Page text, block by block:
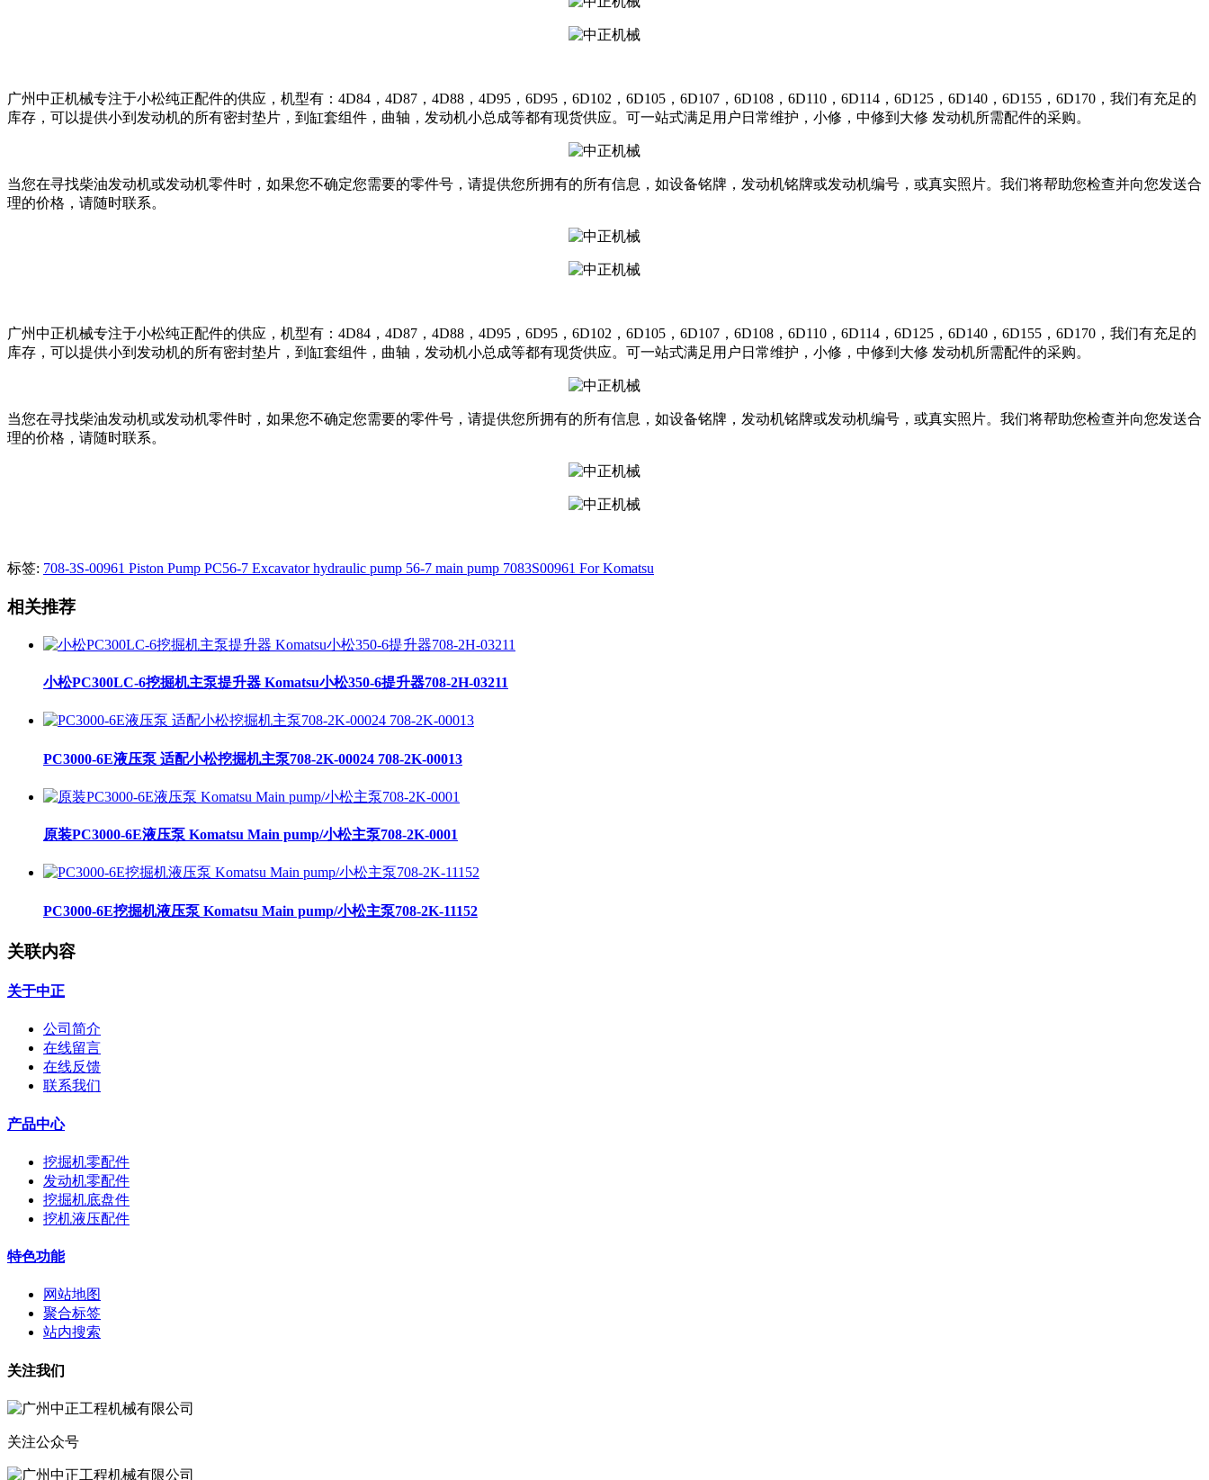
广州中正机械专注于小松纯正配件的供应，机型有：4D84，4D87，4D88，4D95，6D95，6D102，6D105，6D107，6D108，6D110，6D114，6D125，6D140，6D155，6D170，我们有充足的
库存，可以提供小到发动机的所有密封垫片，到缸套组件，曲轴，发动机小总成等都有现货供应。可一站式满足用户日常维护，小修，中修到大修 发动机所需配件的采购。
当您在寻找柴油发动机或发动机零件时，如果您不确定您需要的零件号，请提供您所拥有的所有信息，如设备铭牌，发动机铭牌或发动机编号，或真实照片。我们将帮助您检查并向您发送合
理的价格，请随时联系。
广州中正机械专注于小松纯正配件的供应，机型有：4D84，4D87，4D88，4D95，6D95，6D102，6D105，6D107，6D108，6D110，6D114，6D125，6D140，6D155，6D170，我们有充足的
库存，可以提供小到发动机的所有密封垫片，到缸套组件，曲轴，发动机小总成等都有现货供应。可一站式满足用户日常维护，小修，中修到大修 发动机所需配件的采购。
当您在寻找柴油发动机或发动机零件时，如果您不确定您需要的零件号，请提供您所拥有的所有信息，如设备铭牌，发动机铭牌或发动机编号，或真实照片。我们将帮助您检查并向您发送合
理的价格，请随时联系。
标签: 708-3S-00961 Piston Pump PC56-7 Excavator hydraulic pump 56-7 main pump 7083S00961 For Komatsu
相关推荐
小松PC300LC-6挖掘机主泵提升器 Komatsu小松350-6提升器708-2H-03211
PC3000-6E液压泵 适配小松挖掘机主泵708-2K-00024 708-2K-00013
原装PC3000-6E液压泵 Komatsu Main pump/小松主泵708-2K-0001
PC3000-6E挖掘机液压泵 Komatsu Main pump/小松主泵708-2K-11152
关联内容
关于中正
公司简介
在线留言
在线反馈
联系我们
产品中心
挖掘机零配件
发动机零配件
挖掘机底盘件
挖机液压配件
特色功能
网站地图
聚合标签
站内搜索
关注我们
关注公众号